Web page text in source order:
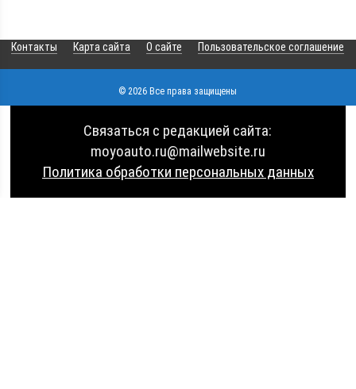
Контакты Карта сайта О сайте Пользовательское соглашение
© 2026 Все права защищены
Связаться с редакцией сайта:
moyoauto.ru@mailwebsite.ru
Политика обработки персональных данных